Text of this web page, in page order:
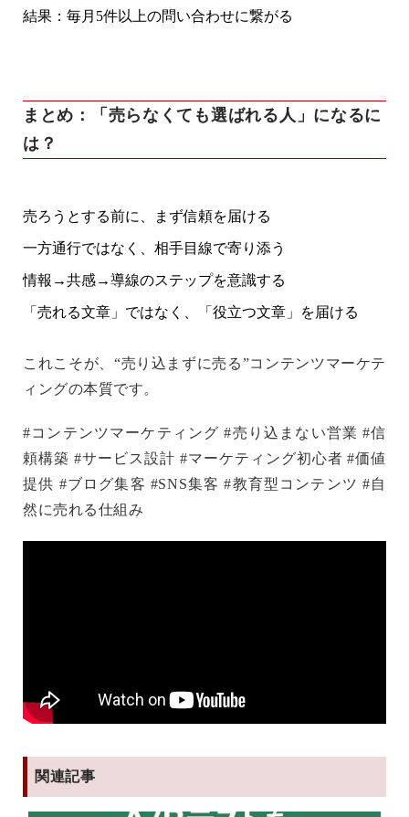
結果：毎月5件以上の問い合わせに繋がる
まとめ：「売らなくても選ばれる人」になるに
は？
売ろうとする前に、まず信頼を届ける
一方通行ではなく、相手目線で寄り添う
情報→共感→導線のステップを意識する
「売れる文章」ではなく、「役立つ文章」を届ける
これこそが、“売り込まずに売る”コンテンツマーケテ
ィングの本質です。
#コンテンツマーケティング #売り込まない営業 #信
頼構築 #サービス設計 #マーケティング初心者 #価値
提供 #ブログ集客 #SNS集客 #教育型コンテンツ #自
然に売れる仕組み
関連記事